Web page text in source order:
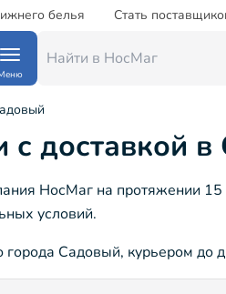
белья Стать
с доставкой
НосМаг на протяжении 15
условий.
Садовый, курьером до